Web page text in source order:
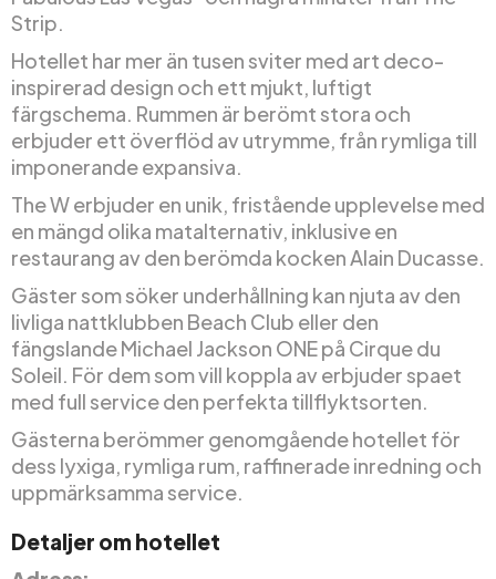
Strip.
Hotellet har mer än tusen sviter med art deco-
inspirerad design och ett mjukt, luftigt
färgschema. Rummen är berömt stora och
erbjuder ett överflöd av utrymme, från rymliga till
imponerande expansiva.
The W erbjuder en unik, fristående upplevelse med
en mängd olika matalternativ, inklusive en
restaurang av den berömda kocken Alain Ducasse.
Gäster som söker underhållning kan njuta av den
livliga nattklubben Beach Club eller den
fängslande Michael Jackson ONE på Cirque du
Soleil. För dem som vill koppla av erbjuder spaet
med full service den perfekta tillflyktsorten.
Gästerna berömmer genomgående hotellet för
dess lyxiga, rymliga rum, raffinerade inredning och
uppmärksamma service.
Detaljer om hotellet